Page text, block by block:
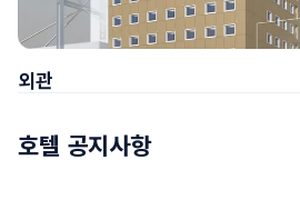
외관
호텔 공지사항